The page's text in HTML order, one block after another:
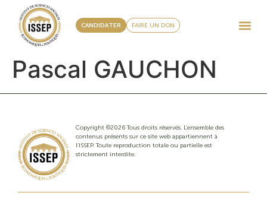
CANDIDATER FAIRE UN DON
Pascal GAUCHON
Copyright ©2026 Tous droits réservés. L’ensemble des
contenus présents sur ce site web appartiennent à
l’ISSEP. Toute reproduction totale ou partielle est
strictement interdite.